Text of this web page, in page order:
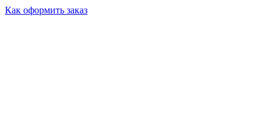
Как оформить заказ